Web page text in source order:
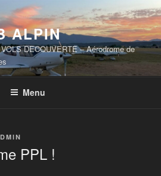
ALPIN
DECOUVERTE – Aérodrome de
Menu
PPL !